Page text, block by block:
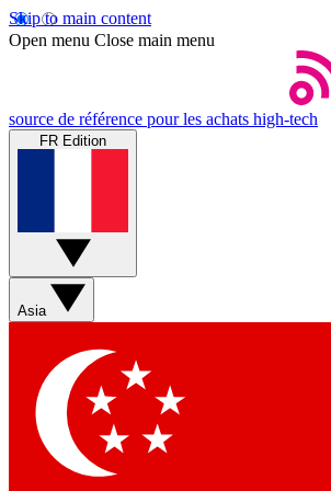
Skip to main content
Open menu Close main menu
source de référence pour les achats high-tech
FR Edition
Asia